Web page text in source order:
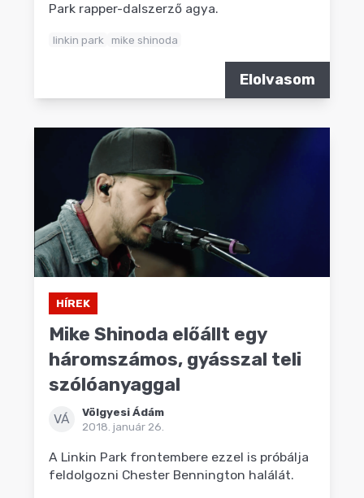
Park rapper-dalszerző agya.
linkin park mike shinoda
Elolvasom
HÍREK
Mike Shinoda előállt egy
háromszámos, gyásszal teli
szólóanyaggal
VÁ
Völgyesi Ádám
2018. január 26.
A Linkin Park frontembere ezzel is próbálja
feldolgozni Chester Bennington halálát.